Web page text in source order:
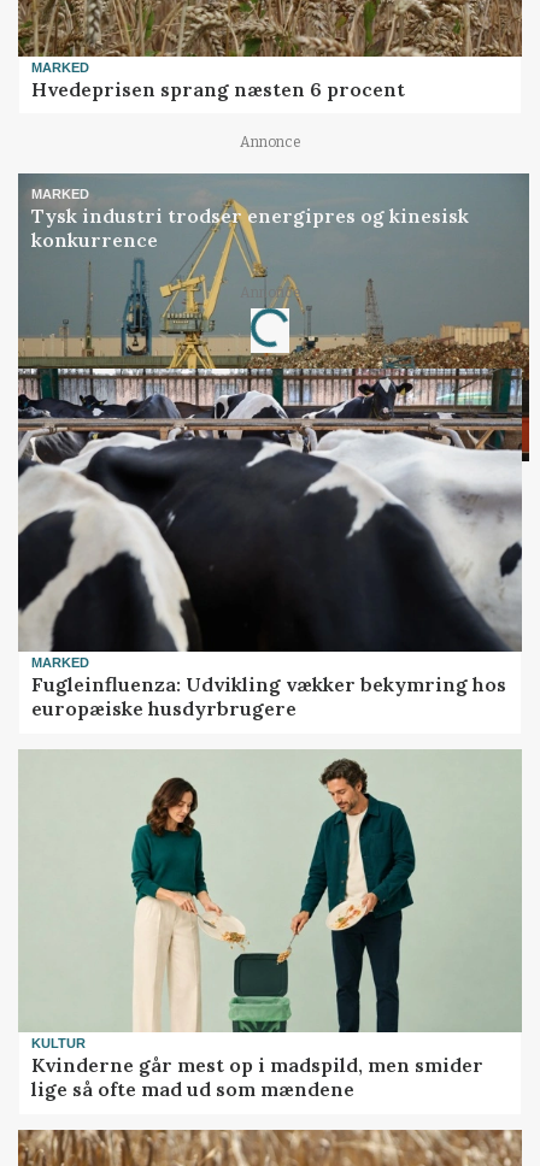
MARKED
Hvedeprisen sprang næsten 6 procent
Annonce
MARKED
Tysk industri trodser energipres og kinesisk
konkurrence
Annonce
Loading...
MARKED
Fugleinfluenza: Udvikling vækker bekymring hos
europæiske husdyrbrugere
KULTUR
Kvinderne går mest op i madspild, men smider
lige så ofte mad ud som mændene